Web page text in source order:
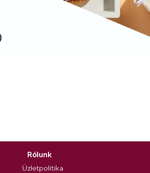
Rólunk
Üzletpolitika